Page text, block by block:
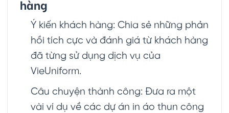
hàng
Ý kiến khách hàng: Chia sẻ những phản
hồi tích cực và đánh giá từ khách hàng
đã từng sử dụng dịch vụ của
VieUniform.
Câu chuyện thành công: Đưa ra một
vài ví dụ về các dự án in áo thun công